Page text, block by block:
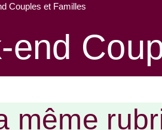
Couples et Familles
end
même